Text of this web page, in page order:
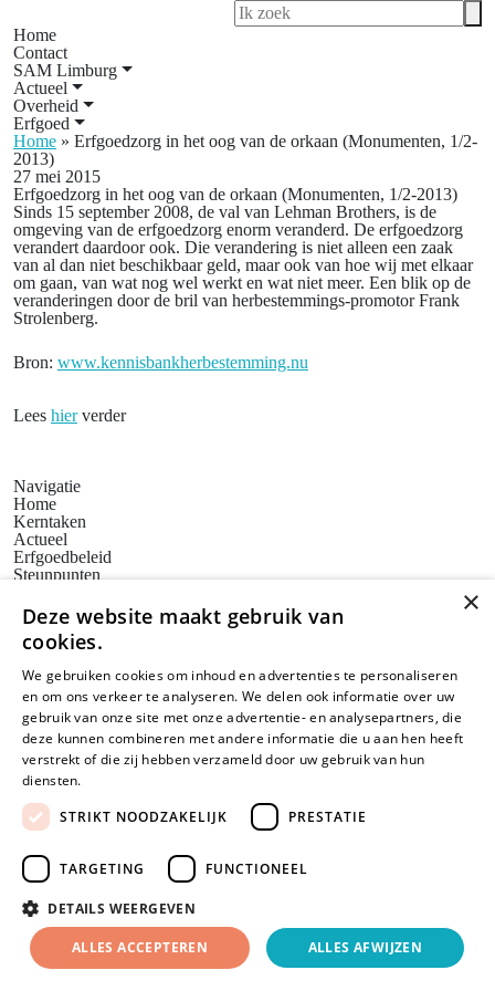
Home
Contact
SAM Limburg
Actueel
Overheid
Erfgoed
Home » Erfgoedzorg in het oog van de orkaan (Monumenten, 1/2-
2013)
27 mei 2015
Erfgoedzorg in het oog van de orkaan (Monumenten, 1/2-2013)
Sinds 15 september 2008, de val van Lehman Brothers, is de
omgeving van de erfgoedzorg enorm veranderd. De erfgoedzorg
verandert daardoor ook. Die verandering is niet alleen een zaak
van al dan niet beschikbaar geld, maar ook van hoe wij met elkaar
om gaan, van wat nog wel werkt en wat niet meer. Een blik op de
veranderingen door de bril van herbestemmings-promotor Frank
Strolenberg.
Bron: www.kennisbankherbestemming.nu
Lees hierverder
Navigatie
Home
Kerntaken
Actueel
Erfgoedbeleid
Steunpunten
Huis voor de Kunsten Limburg
Weerstand Roermond
Bredeweg 10
Postadres
SAM Limburg
Postbus 203
6040 AE ROERMOND
steunpunt@sam-limburg.nl
0475-399281
© 2026 SamLimburg |
Maatwerk websitedoor
webmix
×
Deze website maakt gebruik van
cookies.
We gebruiken cookies om inhoud en advertenties te personaliseren
en om ons verkeer te analyseren. We delen ook informatie over uw
gebruik van onze site met onze advertentie- en analysepartners, die
deze kunnen combineren met andere informatie die u aan hen heeft
verstrekt of die zij hebben verzameld door uw gebruik van hun
diensten.
STRIKT NOODZAKELIJK
PRESTATIE
TARGETING FUNCTIONEEL
DETAILS WEERGEVEN
ALLES ACCEPTEREN ALLES AFWIJZEN